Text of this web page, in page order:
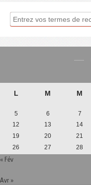
L M M
5
6 7
12
13 14
19
20 21
26
27 28
« Fév
Avr »